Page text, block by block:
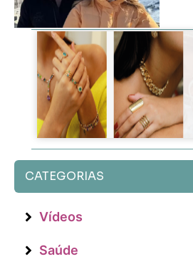
CATEGORIAS
Vídeos
Saúde